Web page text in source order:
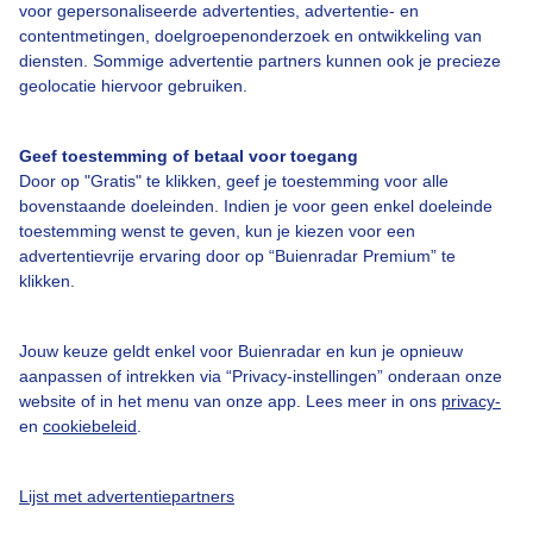
voor gepersonaliseerde advertenties, advertentie- en
contentmetingen, doelgroepenonderzoek en ontwikkeling van
diensten. Sommige advertentie partners kunnen ook je precieze
geolocatie hiervoor gebruiken.
Geef toestemming of betaal voor toegang
Door op "Gratis" te klikken, geef je toestemming voor alle
bovenstaande doeleinden. Indien je voor geen enkel doeleinde
toestemming wenst te geven, kun je kiezen voor een
advertentievrije ervaring door op “Buienradar Premium” te
klikken.
Jouw keuze geldt enkel voor Buienradar en kun je opnieuw
aanpassen of intrekken via “Privacy-instellingen” onderaan onze
website of in het menu van onze app. Lees meer in ons privacy-
en cookiebeleid
Lijst met advertentiepartners
Over Buienradar
Bedrijfsgegevens
Toegankelijkheid
Gebruikersvoorwaarden
Adverteren
Privacy beleid
Cookie beleid
Gratis weerdata